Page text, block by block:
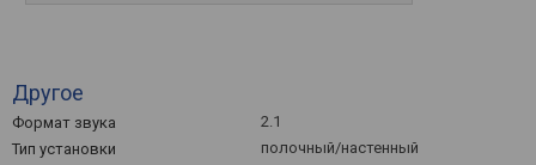
Другое
Формат звука
2.1
Тип установки
полочный/настенный